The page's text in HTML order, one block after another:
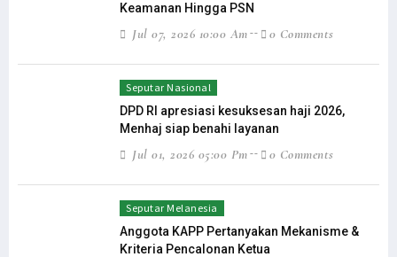
Keamanan Hingga PSN
Jul 07, 2026 10:00 Am 0 Comments
Seputar Nasional
DPD RI apresiasi kesuksesan haji 2026,
Menhaj siap benahi layanan
Jul 01, 2026 05:00 Pm 0 Comments
Seputar Melanesia
Anggota KAPP Pertanyakan Mekanisme &
Kriteria Pencalonan Ketua